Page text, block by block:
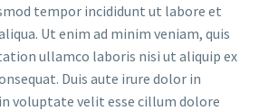
tempor incididunt ut labore et
Ut enim ad minim veniam, quis
ullamco laboris nisi ut aliquip ex
Duis aute irure dolor in
voluptate velit esse cillum dolore